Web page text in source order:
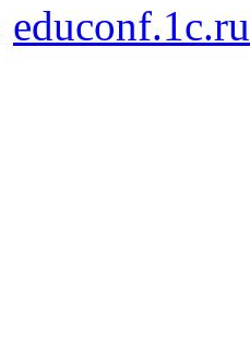
educonf.1c.ru